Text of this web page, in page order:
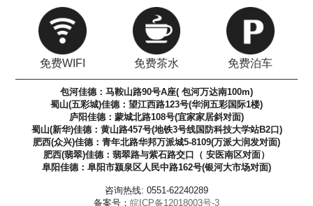
免费WIFI 免费茶水 免费泊车
包河佳德：马鞍山路90号A座( 包河万达南100m)
蜀山(五彩城)佳德：望江西路123号(华润五彩国际1楼)
庐阳佳德：蒙城北路108号(宜家家居斜对面)
蜀山(新华)佳德：黄山路457号(地铁3号线国防科技大学站B2口)
肥西(众兴)佳德：青年北路华邦万派城5-8109(万派大润发对面)
肥西(翡翠)佳德：翡翠路与紫石路交口（ 安医南区对面）
阜阳佳德：阜阳市颍泉区人民中路162号(银河大市场对面)
咨询热线: 0551-62240289
备案号： 皖ICP备12018003号-3